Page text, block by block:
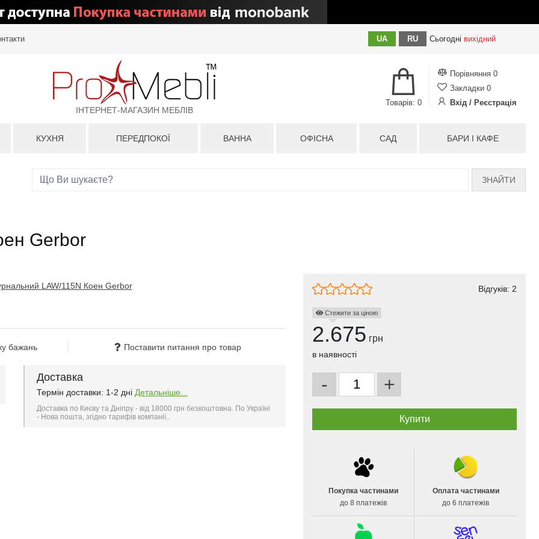
UA RU Сьогодні вихідний
ІНТЕРНЕТ-МАГАЗИН МЕБЛІВ
Порівняння 0
Закладки 0
Вхід / Реєстрація
Товарів: 0
КУХНЯ ПЕРЕДПОКОЇ ВАННА ОФІСНА САД БАРИ І КАФЕ
ЗНАЙТИ
Gerbor
бажань Поставити питання про товар
Доставка
Термін доставки: 1-2 дні Детальніше...
Доставка по Києву та Дніпру - від 18000 грн безкоштовна. По Україні
- Нова пошта, згідно тарифів компанії..
Відгуків: 2
Стежити за ціною
2.675 грн
в наявності
- +
Покупка частинами
до 8 платежів
Оплата частинами
до 6 платежів